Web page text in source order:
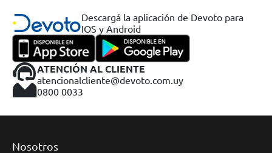
Descargá la aplicación de Devoto para
IOS y Android
ATENCIÓN AL CLIENTE
atencionalcliente@devoto.com.uy
0800 0033
Nosotros